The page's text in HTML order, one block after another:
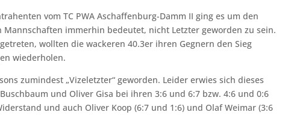
vom TC PWA Aschaffenburg-Damm II ging es um den
immerhin bedeutet, nicht Letzter geworden zu sein.
wollten die wackeren 40.3er ihren Gegnern den Sieg
wiederholen.
zumindest „Vizeletzter“ geworden. Leider erwies sich dieses
und Oliver Gisa bei ihren 3:6 und 6:7 bzw. 4:6 und 0:6
und auch Oliver Koop (6:7 und 1:6) und Olaf Weimar (3:6